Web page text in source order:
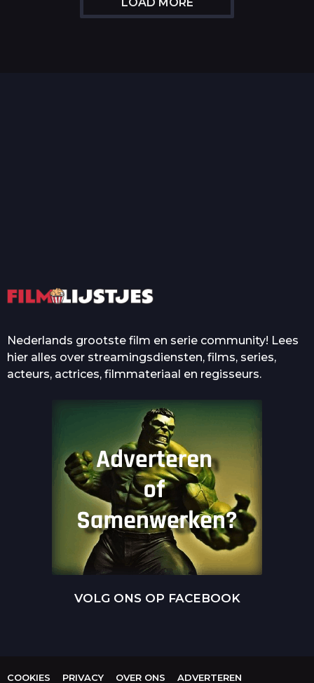
g
LOAD MORE
Nederlands grootste film en serie community! Lees
hier alles over streamingsdiensten, films, series,
acteurs, actrices, filmmateriaal en regisseurs.
VOLG ONS OP FACEBOOK
COOKIES PRIVACY OVER ONS ADVERTEREN